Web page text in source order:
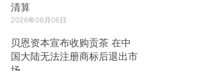
清算
2026年08月06日
贝恩资本宣布收购贡茶 在中
国大陆无法注册商标后退出市